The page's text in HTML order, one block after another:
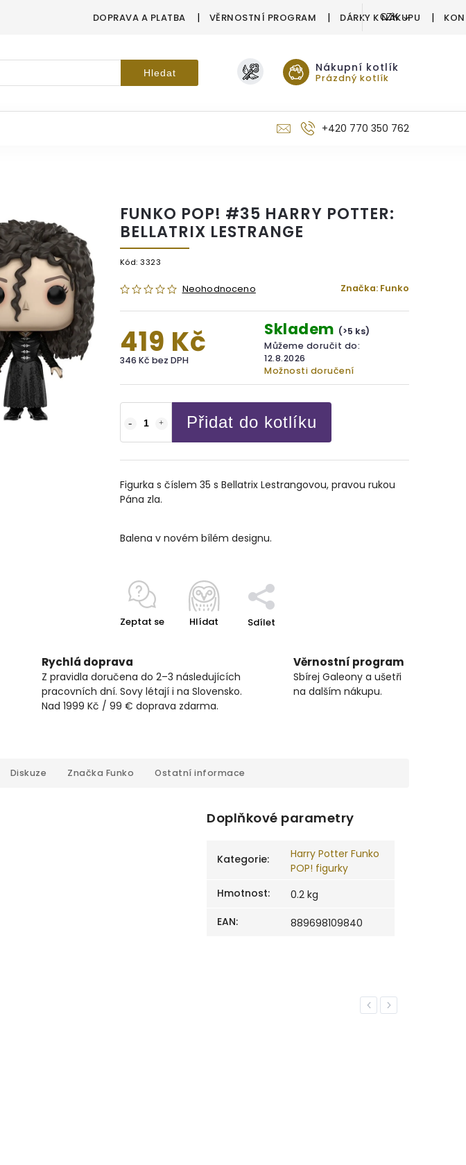
DOPRAVA A PLATBA VĚRNOSTNÍ PROGRAM DÁRKY K NÁKUPU
CZK
Hledat Nákupní kotlík
Prázdný kotlík
+420 770 350 762
FUNKO POP! #35 HARRY POTTER:
BELLATRIX LESTRANGE
Kód: 3323
Neohodnoceno Značka: Funko
419 Kč
346 Kč bez DPH
Skladem (>5 ks)
Můžeme doručit do:
12.8.2026
Možnosti doručení
Přidat do kotlíku
Figurka s číslem 35 s Bellatrix Lestrangovou, pravou rukou
Pána zla.
Balena v novém bílém designu.
Zeptat se Hlídat Sdílet
Rychlá doprava
Z pravidla doručena do 2–3 následujících
pracovních dní. Sovy létají i na Slovensko.
Nad 1999 Kč / 99 € doprava zdarma.
Věrnostní program
Sbírej Galeony a ušetři
na dalším nákupu.
Diskuze Značka Funko Ostatní informace
Doplňkové parametry
Kategorie:
Harry Potter Funko
POP! figurky
Hmotnost:
0.2 kg
EAN: 889698109840
Previous
Next